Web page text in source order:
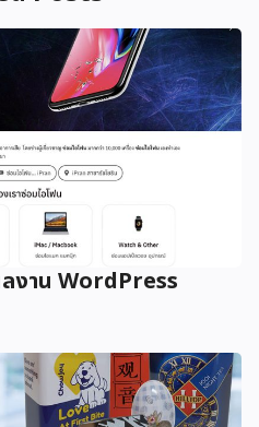
าน WordPress